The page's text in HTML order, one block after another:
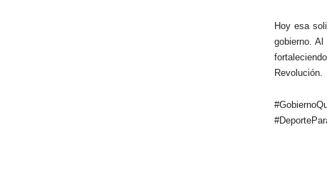
Hoy esa
gobierno.
Revolución.